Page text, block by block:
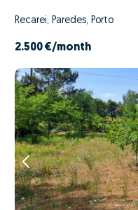
Recarei, Paredes, Porto
2.500 €/month